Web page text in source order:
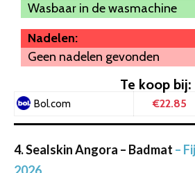
Wasbaar in de wasmachine
Nadelen:
Geen nadelen gevonden
Te koop bij:
Bol.com €22.85
4. Sealskin Angora – Badmat –